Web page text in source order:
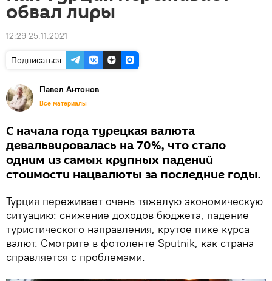
обвал лиры
12:29 25.11.2021
Подписаться
Павел Антонов
Все материалы
С начала года турецкая валюта
девальвировалась на 70%, что стало
одним из самых крупных падений
стоимости нацвалюты за последние годы.
Турция переживает очень тяжелую экономическую
ситуацию: снижение доходов бюджета, падение
туристического направления, крутое пике курса
валют. Смотрите в фотоленте Sputnik, как страна
справляется с проблемами.